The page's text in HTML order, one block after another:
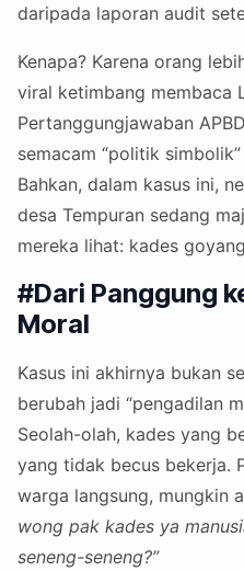
daripada laporan audit
Kenapa? Karena orang
viral ketimbang membaca
Pertanggungjawaban
semacam “politik
Bahkan, dalam kasus ini,
desa Tempuran sedang
mereka lihat: kades
#Dari Panggung
Moral
Kasus ini akhirnya bukan
berubah jadi “pengadilan
Seolah-olah, kades yang
yang tidak becus bekerja.
warga langsung, mungkin
wong pak kades ya
seneng-seneng?”